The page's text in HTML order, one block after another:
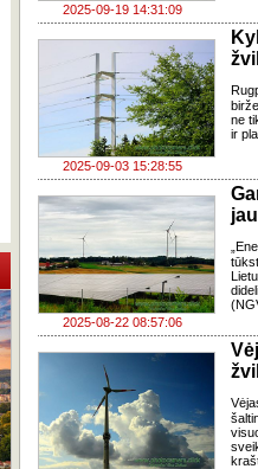
2025-09-19 14:31:09
2025-09-03 15:28:55
ne
ir
2025-08-22 08:57:06